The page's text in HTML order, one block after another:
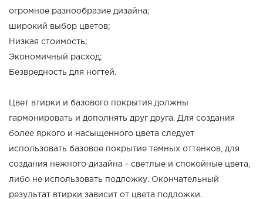
огромное разнообразие дизайна;
широкий выбор цветов;
Низкая стоимость;
Экономичный расход;
Безвредность для ногтей.
Цвет втирки и базового покрытия должны
гармонировать и дополнять друг друга. Для создания
более яркого и насыщенного цвета следует
использовать базовое покрытие темных оттенков, для
создания нежного дизайна - светлые и спокойные цвета,
либо не использовать подложку. Окончательный
результат втирки зависит от цвета подложки.